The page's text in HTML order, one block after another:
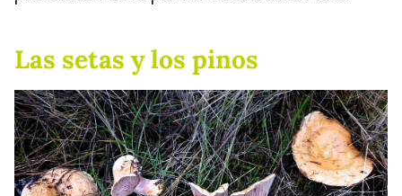
Las setas y los pinos